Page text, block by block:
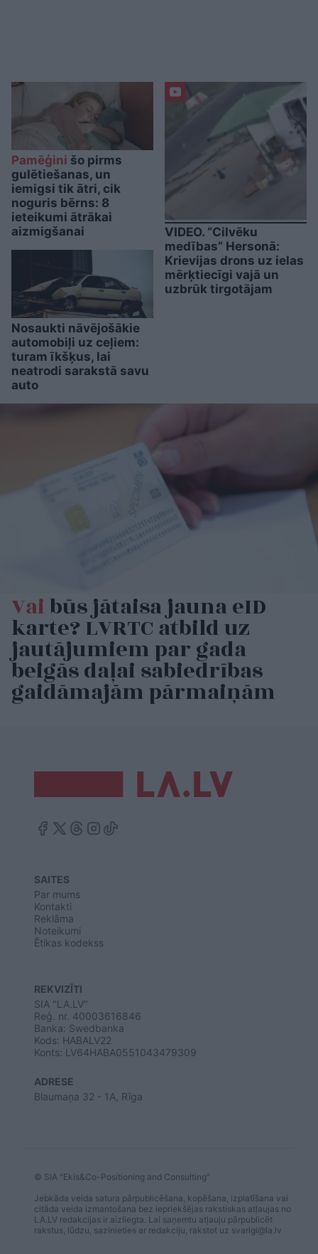
Pamēģini šo pirms
gulētiešanas, un
iemigsi tik ātri, cik
noguris bērns: 8
ieteikumi ātrākai
aizmigšanai
Nosaukti nāvējošākie
automobiļi uz ceļiem:
turam īkšķus, lai
neatrodi sarakstā savu
auto
VIDEO. “Cilvēku
medības” Hersonā:
Krievijas drons uz ielas
mērķtiecīgi vajā un
uzbrūk tirgotājam
Vaibūs jātaisa jauna eID
karte? LVRTC atbild uz
jautājumiem par gada
beigās daļai sabiedrības
gaidāmajām pārmaiņām
SAITES
Par mums
Kontakti
Reklāma
Noteikumi
Ētikas kodekss
REKVIZĪTI
SIA "LA.LV"
Reģ. nr. 40003616846
Banka: Swedbanka
Kods: HABALV22
Konts: LV64HABA0551043479309
ADRESE
Blaumaņa 32 - 1A, Rīga
© SIA "Ekis&Co-Positioning and Consulting"
Jebkāda veida satura pārpublicēšana, kopēšana, izplatīšana vai
citāda veida izmantošana bez iepriekšējas rakstiskas atļaujas no
LA.LV redakcijas ir aizliegta. Lai saņemtu atļauju pārpublicēt
rakstus, lūdzu, sazinieties ar redakciju, rakstot uz svarigi@la.lv